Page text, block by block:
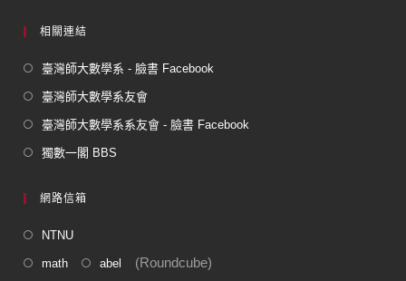
相關連結
臺灣師大數學系 - 臉書 Facebook
臺灣師大數學系友會
臺灣師大數學系系友會 - 臉書 Facebook
獨數一閣 BBS
網路信箱
NTNU
math abel (Roundcube)